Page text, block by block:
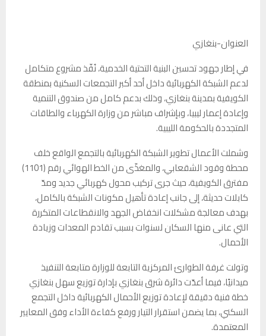
العنوان-بنغازي
في إطار جهود تحسين البنية التحتية الخدمية، نُفّذ مشروع متكامل
لدعم الشبكة الكهربائية داخل أحد أكبر التجمعات السكنية بمنطقة
الكويفية بمدينة بنغازي، وذلك بدعم كامل من صندوق التنمية
وإعادة إعمار ليبيا، وبإشراف مباشر من وزارة الكهرباء والطاقات
المتجددة بالحكومة الليبية.
وشملت الأعمال تطوير الشبكة الكهربائية بالتجمع الواقع خلف
محطة وقود الشقعابي، والمغذّى من الخط الهوائي رقم (1101)
مفترق الكويفية، حيث جرى تركيب محول كهربائي جديد ومدّ
كابلات حديثة، إلى جانب إعادة تأهيل مكونات الشبكة بالكامل،
بهدف معالجة مشكلات انخفاض الجهد والانقطاعات المتكررة
التي عانى منها السكان لسنوات بسبب تقادم المعدات وزيادة
الأحمال.
وتولت غرفة الطوارئ المركزية التابعة للوزارة متابعة التنفيذ
ميدانيًا، فيما أعدّت دائرة شرق بنغازي بإدارة توزيع سهل بنغازي
خطة فنية دقيقة لإعادة توزيع الأحمال الكهربائية داخل التجمع
السكني، بما يضمن استقرار التيار ورفع كفاءة الأداء وفق المعايير
المعتمدة.